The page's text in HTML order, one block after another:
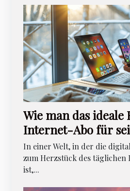
Wie man das
Internet-Abo für
Bedürfnisse findet
In einer Welt, in der die
zum Herzstück des täglichen
ist,...